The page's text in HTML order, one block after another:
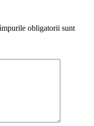
obligatorii sunt